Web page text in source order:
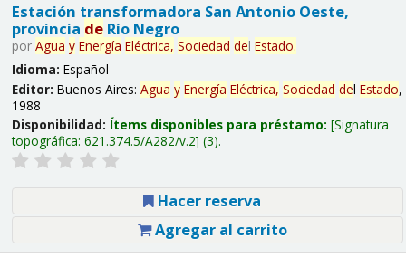
Estación transformadora San Antonio Oeste,
provincia deRío Negro
por Agua y Energía Eléctrica, Sociedad del Estado.
Idioma: Español
Editor: Buenos Aires: Agua y Energía Eléctrica, Sociedad del Estado,
1988
Disponibilidad: Ítems disponibles para préstamo: Signatura
topográfica: 621.374.5/A282/v.2 (3).
Hacer reserva
Agregar al carrito